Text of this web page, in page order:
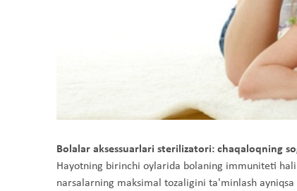
Bolalar aksessuarlari sterilizatori: chaqaloqning
Hayotning birinchi oylarida bolaning immuniteti
narsalarning maksimal tozaligini ta'minlash